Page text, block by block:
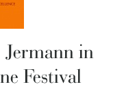
in
Festival